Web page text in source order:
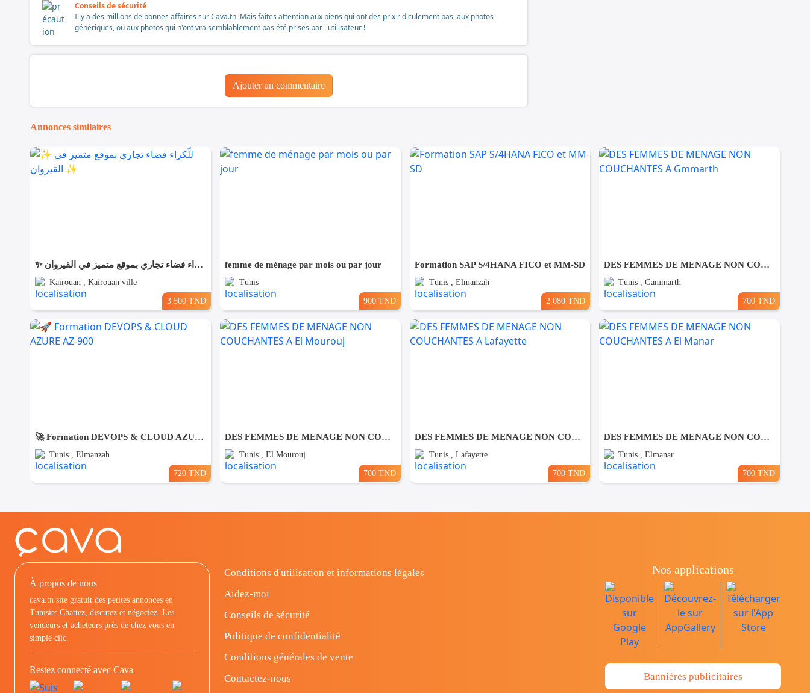
Conseils de sécurité
Il y a des millions de bonnes affaires sur Cava.tn. Mais faites attention aux biens qui ont des prix ridiculement bas, aux photos
génériques, ou aux photos qui n'ont vraisemblablement pas été prises par l'utilisateur !
Ajouter un commentaire
Annonces similaires
✨ للّكراء فضاء تجاري بموقع متميز في القيروان ✨
Kairouan , Kairouan ville
3.500 TND
femme de ménage par mois ou par jour
Tunis
900 TND
Formation SAP S/4HANA FICO et MM-SD
Tunis , Elmanzah
2.080 TND
DES FEMMES DE MENAGE NON COUCHANTES A Gmmarth
Tunis , Gammarth
700 TND
🚀 Formation DEVOPS & CLOUD AZURE AZ-900
Tunis , Elmanzah
720 TND
DES FEMMES DE MENAGE NON COUCHANTES A El Mourouj
Tunis , El Mourouj
700 TND
DES FEMMES DE MENAGE NON COUCHANTES A Lafayette
Tunis , Lafayette
700 TND
DES FEMMES DE MENAGE NON COUCHANTES A El Manar
Tunis , Elmanar
700 TND
À propos de nous
cava.tn site gratuit des petites annonces en
Tunisie: Chattez, discutez et négociez. Les
vendeurs et acheteurs prés de chez vous en
simple clic.
Restez connecté avec Cava
Conditions d'utilisation et informations légales
Aidez-moi
Conseils de sécurité
Politique de confidentialité
Conditions générales de vente
Contactez-nous
Nos applications
Bannières publicitaires